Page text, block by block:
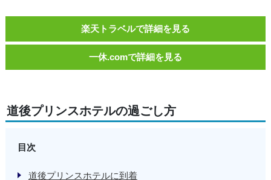
楽天トラベルで詳細を見る
一休.comで詳細を見る
道後プリンスホテルの過ごし方
目次
道後プリンスホテルに到着